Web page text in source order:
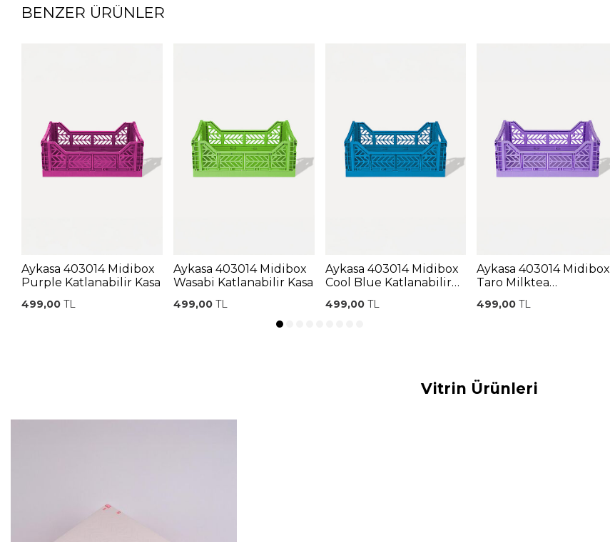
BENZER ÜRÜNLER
Aykasa 403014 Midibox
Purple Katlanabilir Kasa
499,00 TL
Aykasa 403014 Midibox
Wasabi Katlanabilir Kasa
499,00TL
Aykasa 403014 Midibox
Cool Blue Katlanabilir
499,00TL
Aykasa 403014 Midibox
Taro Milktea
499,00 TL
Vitrin Ürünleri